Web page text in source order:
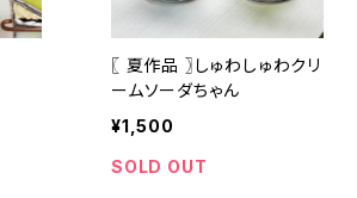
〖 夏作品 〗しゅわしゅわクリ
ームソーダちゃん
¥1,500
SOLD OUT